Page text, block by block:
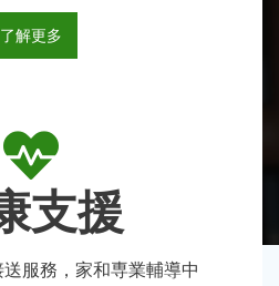
了解更多
支援
服務，家和専業輔導中